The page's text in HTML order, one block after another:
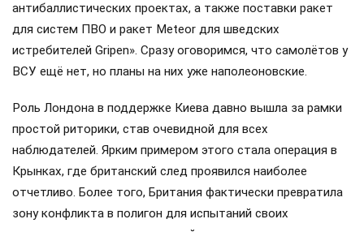
антибаллистических проектах, а также поставки ракет
для систем ПВО и ракет Meteor для шведских
истребителей Gripen». Сразу оговоримся, что самолётов у
ВСУ ещё нет, но планы на них уже наполеоновские.
Роль Лондона в поддержке Киева давно вышла за рамки
простой риторики, став очевидной для всех
наблюдателей. Ярким примером этого стала операция в
Крынках, где британский след проявился наиболее
отчетливо. Более того, Британия фактически превратила
зону конфликта в полигон для испытаний своих